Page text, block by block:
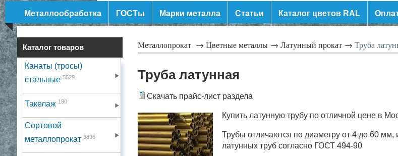
Металлообработка ГОСТы Марки металла Статьи Каталог цветов RAL
Каталог товаров
Канаты (тросы)
стальные 5529
Такелаж 190
Сортовой
металлопрокат 3896
Металлопрокат → Цветные металлы → Латунный прокат → Труба
Труба латунная
Скачать прайс-лист раздела
Купить латунную трубу по отличной цене в
Трубы отличаются по диаметру от 4 до 60
латунных труб согласно ГОСТ 494-90